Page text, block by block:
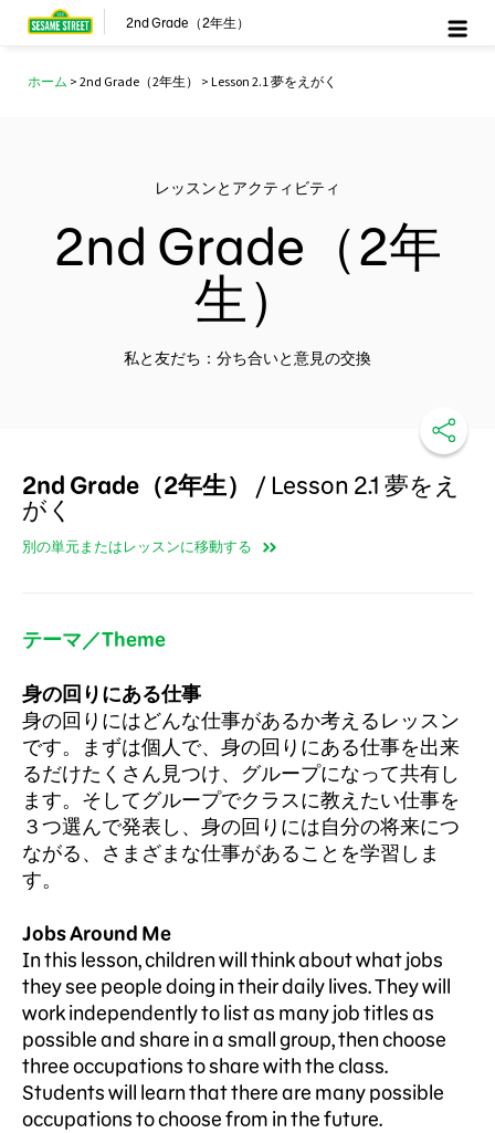
2nd Grade（2年生）
ホーム >2nd Grade（2年生） > Lesson 2.1 夢をえがく
レッスンとアクティビティ
2nd Grade（2年
生）
私と友だち：分ち合いと意見の交換
2nd Grade（2年生） / Lesson 2.1 夢をえ
がく
別の単元またはレッスンに移動する
テーマ／Theme
身の回りにある仕事
身の回りにはどんな仕事があるか考えるレッスン
です。まずは個人で、身の回りにある仕事を出来
るだけたくさん見つけ、グループになって共有し
ます。そしてグループでクラスに教えたい仕事を
３つ選んで発表し、身の回りには自分の将来につ
ながる、さまざまな仕事があることを学習しま
す。
Jobs Around Me
In this lesson, children will think about what jobs
they see people doing in their daily lives. They will
work independently to list as many job titles as
possible and share in a small group, then choose
three occupations to share with the class.
Students will learn that there are many possible
occupations to choose from in the future.